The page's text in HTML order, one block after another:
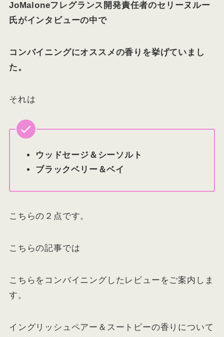
JoMaloneフレグランス開発責任者のセリーヌルー
氏がインタビューの中で
コンバイニングにオススメの香りを挙げていまし
た。
それは
ウッドセージ＆シーソルト
ブラックベリー＆ベイ
こちらの２点です。
こちらの記事では
こちらをコンバイニングしたレビューをご案内しま
す。
イングリッシュペアー＆スートピーの香りについて